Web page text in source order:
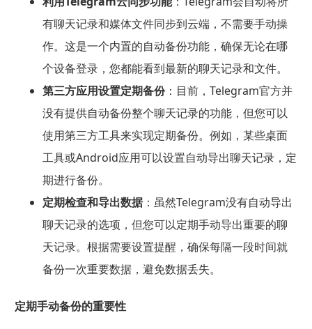
有聊天记录和媒体文件同步到云端，不需要手动操
作。这是一个内置的自动备份功能，确保无论在哪
个设备登录，您都能看到最新的聊天记录和文件。
第三方应用设置定期备份：目前，Telegram官方并
没有提供自动备份整个聊天记录的功能，但您可以
使用第三方工具来实现定期备份。例如，某些桌面
工具或Android应用可以设置自动导出聊天记录，定
期进行备份。
定期检查和导出数据：虽然Telegram没有自动导出
聊天记录的选项，但您可以定期手动导出重要的聊
天记录。根据需要设置提醒，确保每隔一段时间就
备份一次重要数据，避免数据丢失。
定期手动备份的重要性